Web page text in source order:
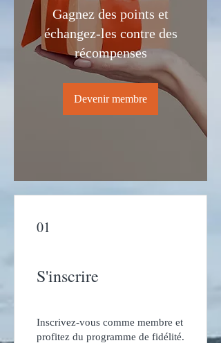
Gagnez des points et
échangez-les contre des
récompenses
Devenir membre
01
S'inscrire
Inscrivez-vous comme membre et
profitez du programme de fidélité.